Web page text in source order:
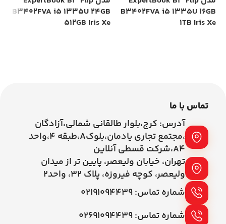
B3402FVA i5 1335U 16GB
1TB Iris Xe
B3402FVA i5 1335U 24GB
512GB Iris Xe
تماس با ما
آدرس: کرج،بلوار طالقانی شمالی،آزادگان
،مجتمع تجاری یادمان،بلوکA،طبقه ۴،واحد
A4،شرکت قسطی آنلاین
تهران، خیابان ولیعصر، پایین تر از میدان
ولیعصر، کوچه فیروزه، پلاک 32، واحد2
شماره تماس: ۰۲۱۹۱۰۹۴۴۳۹
شماره تماس: ۰۲۶۹۱۰۹۴۴۳۹